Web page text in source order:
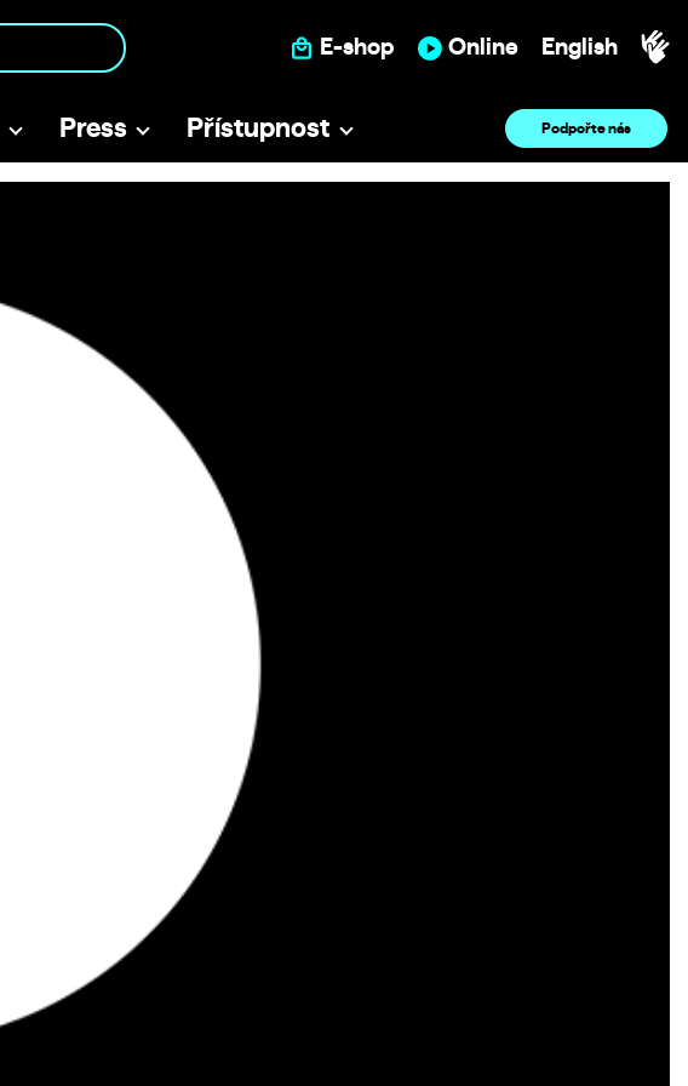
E-shop Online English
Press Přístupnost Podpořte nás